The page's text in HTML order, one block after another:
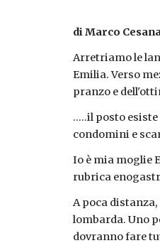
di Marco
Arretriamo le
Emilia. Verso
pranzo e
.....il posto
condomini e
Io è mia moglie
rubrica
A poca
lombarda. Uno
dovranno fare